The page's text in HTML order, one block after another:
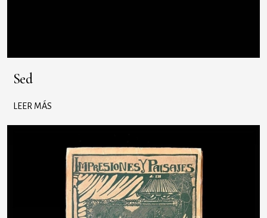
Sed
LEER MÁS